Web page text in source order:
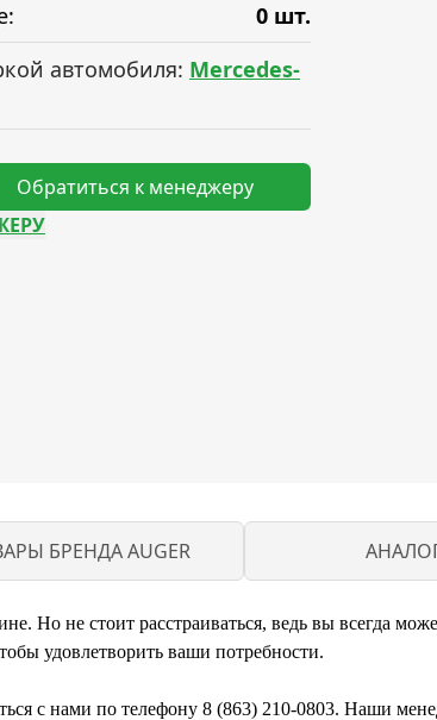
0 шт.
автомобиля: Mercedes-
Обратиться к менеджеру
БРЕНДА AUGER
Но не стоит расстраиваться, ведь вы всегда
удовлетворить ваши потребности.
с нами по телефону 8 (863) 210-0803. Наши